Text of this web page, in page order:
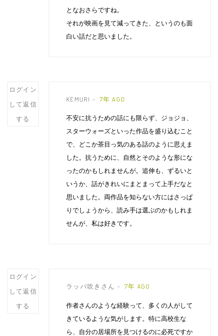
となおさらですね。
それが映画を見て減ってきた、というのも面
白い話だと思いました。
Post
comment
ログイン
して返信
する
KEMURI 7年 AGO
不安に抗うための話にも限らず、ジョジョ、
スターウォーズといった作品を盛り込むこと
で、どこか茶目っ気のある話のように思えま
した。抗うために、自然とそのような形にな
ったのかもしれませんが。追伸も、ずるいと
いうか、話がきれいにまとまって上手だなと
思いました。両作品を知らない方にはさっぱ
りでしょうから、読み手は選ぶのかもしれま
せんが、私は好きです。
Post
comment
ログイン
して返信
する
ラッパ吹きさん 7年 AGO
作者さんのような経験って、多くの人がして
きているような気がします。特に高校生な
ら、自分の居場所を見つけるのに必死ですか